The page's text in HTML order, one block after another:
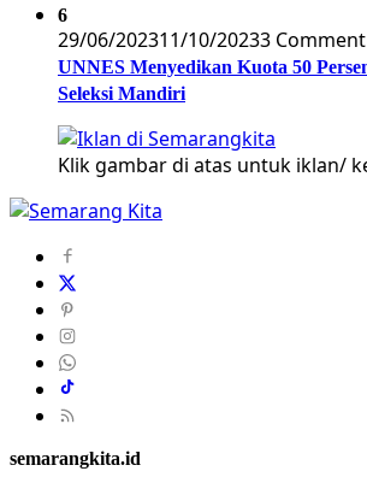
6
29/06/202311/10/20233 Comment
UNNES Menyedikan Kuota 50
Seleksi Mandiri
Klik gambar di atas untuk iklan/
semarangkita.id